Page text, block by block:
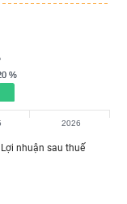
%
%
Lợi nhuận sau thuế
2026